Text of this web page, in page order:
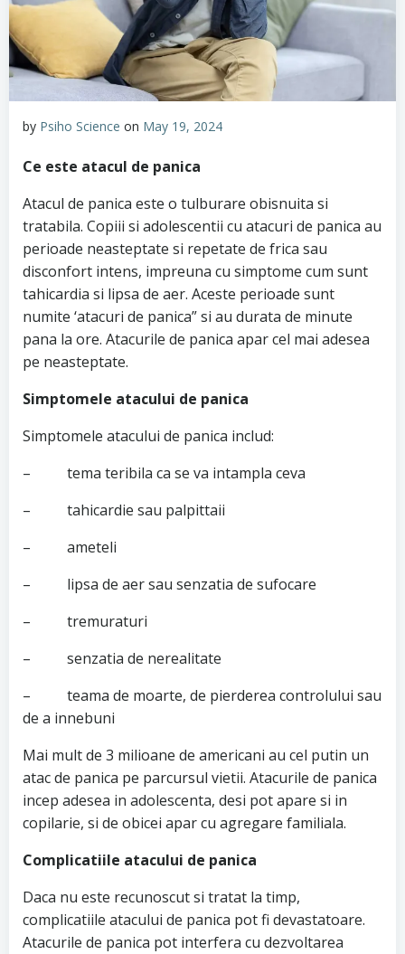
by Psiho Science on May 19, 2024
Ce este atacul de panica
Atacul de panica este o tulburare obisnuita si
tratabila. Copiii si adolescentii cu atacuri de panica au
perioade neasteptate si repetate de frica sau
disconfort intens, impreuna cu simptome cum sunt
tahicardia si lipsa de aer. Aceste perioade sunt
numite ‘atacuri de panica” si au durata de minute
pana la ore. Atacurile de panica apar cel mai adesea
pe neasteptate.
Simptomele atacului de panica
Simptomele atacului de panica includ:
– tema teribila ca se va intampla ceva
– tahicardie sau palpittaii
– ameteli
– lipsa de aer sau senzatia de sufocare
– tremuraturi
– senzatia de nerealitate
– teama de moarte, de pierderea controlului sau
de a innebuni
Mai mult de 3 milioane de americani au cel putin un
atac de panica pe parcursul vietii. Atacurile de panica
incep adesea in adolescenta, desi pot apare si in
copilarie, si de obicei apar cu agregare familiala.
Complicatiile atacului de panica
Daca nu este recunoscut si tratat la timp,
complicatiile atacului de panica pot fi devastatoare.
Atacurile de panica pot interfera cu dezvoltarea